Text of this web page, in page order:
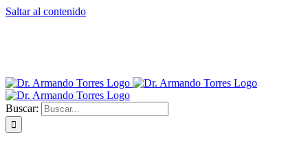
Saltar al contenido
Buscar: